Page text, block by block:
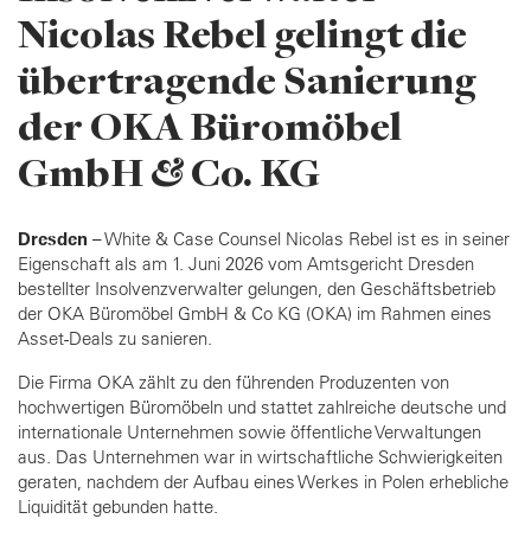
Nicolas Rebel gelingt die
übertragende Sanierung
der OKA Büromöbel
GmbH & Co. KG
Dresden –White & Case Counsel Nicolas Rebel ist es in seiner
Eigenschaft als am 1. Juni 2026 vom Amtsgericht Dresden
bestellter Insolvenzverwalter gelungen, den Geschäftsbetrieb
der OKA Büromöbel GmbH & Co KG (OKA) im Rahmen eines
Asset-Deals zu sanieren.
Die Firma OKA zählt zu den führenden Produzenten von
hochwertigen Büromöbeln und stattet zahlreiche deutsche und
internationale Unternehmen sowie öffentliche Verwaltungen
aus. Das Unternehmen war in wirtschaftliche Schwierigkeiten
geraten, nachdem der Aufbau eines Werkes in Polen erhebliche
Liquidität gebunden hatte.